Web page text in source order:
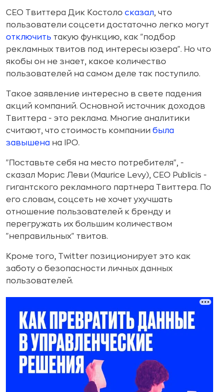
CEO Твиттера Дик Костоло сказал, что
пользователи соцсети достаточно легко могут
отключить такую функцию, как "подбор
рекламных твитов под интересы юзера". Но что
якобы он не знает, какое количество
пользователей на самом деле так поступило.
Такое заявление интересно в свете падения
акций компаний. Основной источник доходов
Твиттера - это реклама. Многие аналитики
считают, что стоимость компании была
завышена на IPO.
"Поставьте себя на место потребителя", -
сказал Морис Леви (Maurice Levy), CEO Publicis -
гигантского рекламного партнера Твиттера. По
его словам, соцсеть не хочет ухучшать
отношение пользователей к бренду и
перегружать их большим количеством
"неправильных" твитов.
Кроме того, Twitter позиционирует это как
заботу о безопасности личных данных
пользователей.